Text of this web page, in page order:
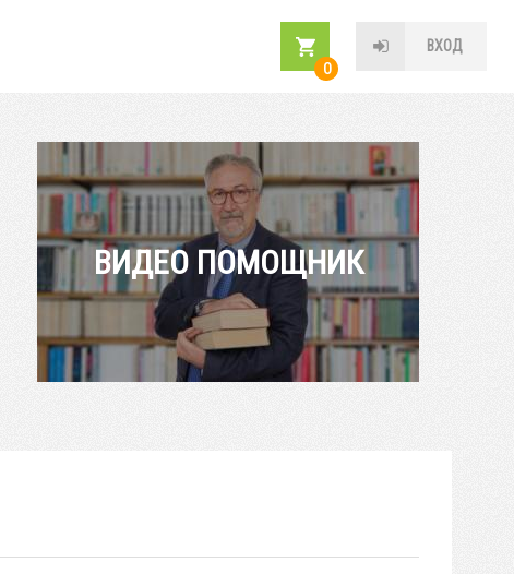
ВХОД
0
ВИДЕО ПОМОЩНИК